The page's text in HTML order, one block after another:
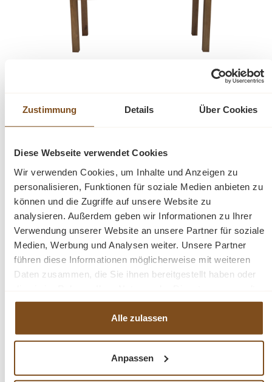
Zustimmung Details Über Cookies
Diese Webseite verwendet Cookies
Wir verwenden Cookies, um Inhalte und Anzeigen zu
personalisieren, Funktionen für soziale Medien anbieten zu
können und die Zugriffe auf unsere Website zu
analysieren. Außerdem geben wir Informationen zu Ihrer
Verwendung unserer Website an unsere Partner für soziale
Medien, Werbung und Analysen weiter. Unsere Partner
führen diese Informationen möglicherweise mit weiteren
Daten zusammen, die Sie ihnen bereitgestellt haben oder
haben.
Alle zulassen
Anpassen
ausziehbar- verschiedene Varianten
Verkaufspreis:
Ab1.549,00 €
Vergleichen
Details
Erweiterbare Tische – für jede Spontanität
gewappnet
die halbe Schulklasse eingeladen. Oder aber mitten im
Trubel der Weihnachtszeit haben sich nicht nur spontan
die Nachbarn, sondern auch die Verwandten aus Berlin